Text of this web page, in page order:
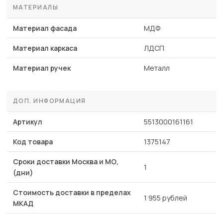
МАТЕРИАЛЫ
Материал фасада МДФ
Материал каркаса ЛДСП
Материал ручек Металл
ДОП. ИНФОРМАЦИЯ
Артикул 5513000161161
Код товара 1375147
Сроки доставки Москва и МО,
(дни)
1
Стоимость доставки в пределах
МКАД
1 955 рублей